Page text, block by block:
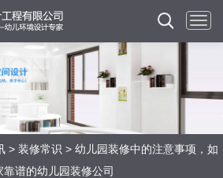
> 装修常识 > 幼儿园装修中的注意事项，如
靠谱的幼儿园装修公司